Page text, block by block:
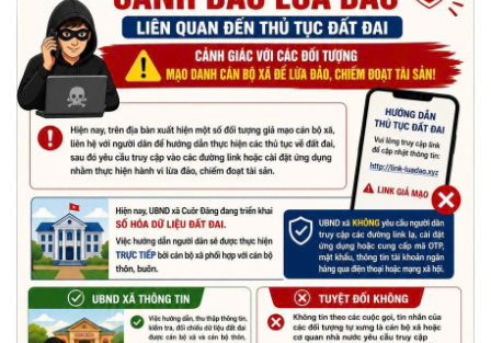
(05/06/2026)
PHÁT ĐỘNG THAM GIA CUỘC THI “ỨNG DỤNG TRÍ TUỆ NHÂN
TẠO VÀO CUỘC SỐNG – AI FOR LIFE 2026” TRÊN ĐỊA BÀN
TỈNH ĐẮK LẮK
(29/05/2026)
Nhiệt liệt chào mừng Ngày Khoa học, Công nghệ và Đổi mới
sáng tạo Việt Nam 18/5"
(15/05/2026)
Chương trình đối thoại giữa lãnh đạo UBND xã với thanh niên,
thiếu nhi trên địa bàn xã năm 2026